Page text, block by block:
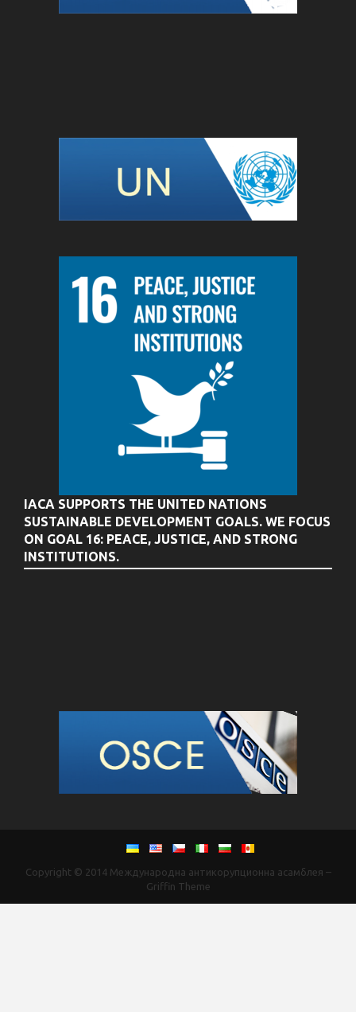
IACA SUPPORTS THE UNITED NATIONS
SUSTAINABLE DEVELOPMENT GOALS. WE FOCUS
ON GOAL 16: PEACE, JUSTICE, AND STRONG
INSTITUTIONS.
Copyright © 2014 Международна антикорупционна асамблея –
Griffin Theme